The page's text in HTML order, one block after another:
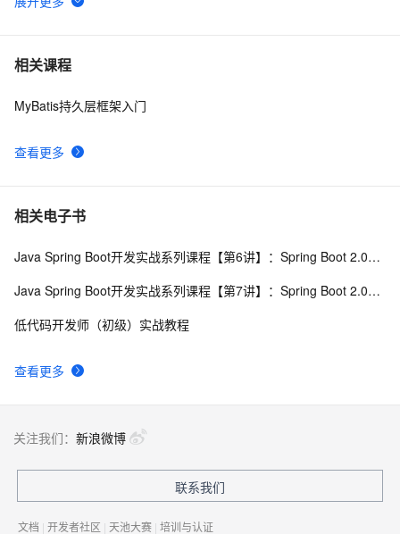
6 .NET设计模式（12）：外观模式（Façade Pattern）
7 将 DataTable 或 String 数据转化为json(.NET)
8 .NET深入解析LINQ框架（三：LINQ优雅的前奏）
9 RDIFramework.NET开发实例━表约束条件权限的使
10
相关课程
查看更多
MyBatis持久层框架入门
相关电子书
查看更多
Java Spring Boot开发实战系列课程【第6讲】：Spring Boot 2.0实战MyBatis与优化(Java面试题)
Java Spring Boot开发实战系列课程【第7讲】：Spring Boot 2.0安全机制与MVC身份验证实战(Java面试题)
低代码开发师（初级）实战教程
关注我们： 新浪微博
联系我们
文档 | 开发者社区 | 天池大赛 | 培训与认证